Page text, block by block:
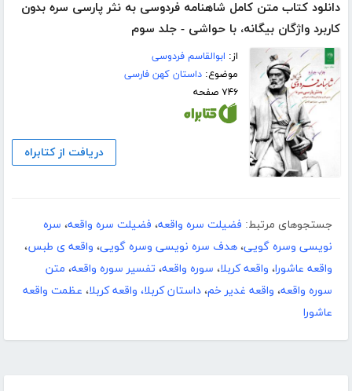
دانلود کتاب متن کامل شاهنامه فردوسی به نثر پارسی سره بدون
کاربرد واژگان بیگانه، با حواشی - جلد سوم
از: ابوالقاسم فردوسی
موضوع:داستان کهن فارسی
۷۴۶ صفحه
دریافت از کتابراه
جستجوهای مرتبط: فضیلت سره واقعه، فضیلت سره واقعه، سره
نویسی وسره گویی، هدف سره نویسی وسره گویی، واقعه ی طبس،
واقعه عاشورا، واقعه کربلا، سوره واقعه، تفسیر سوره واقعه، متن
سوره واقعه، واقعه غدیر خم، داستان کربلا، واقعه کربلا، عظمت واقعه
عاشورا